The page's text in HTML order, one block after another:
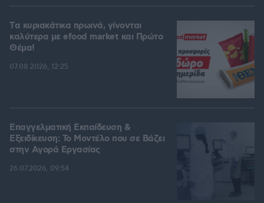
Tα κυριακάτικα πρωινά, γίνονται
καλύτερα με efood market και Πρώτο
Θέμα!
07.08.2026, 12:25
Επαγγελματική Εκπαίδευση &
Εξειδίκευση: Το Mοντέλο που σε Bάζει
στην Aγορά Eργασίας
26.07.2026, 09:54